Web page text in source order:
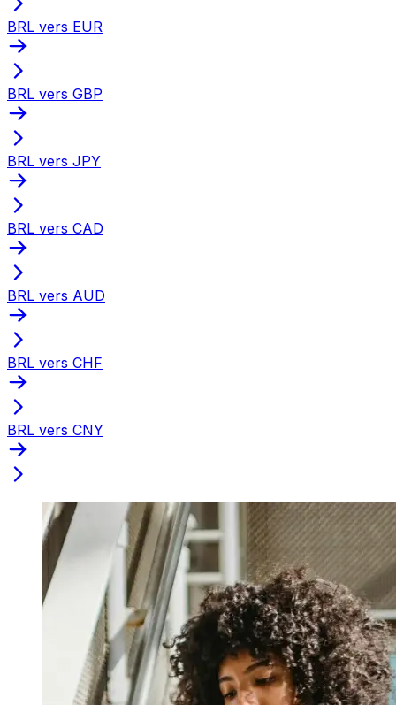
BRL vers EUR
BRL vers GBP
BRL vers JPY
BRL vers CAD
BRL vers AUD
BRL vers CHF
BRL vers CNY